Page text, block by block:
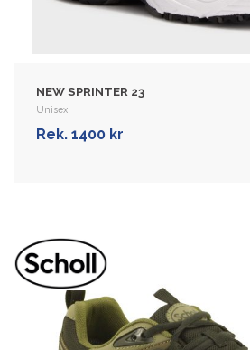
NEW SPRINTER 23
Unisex
Rek. 1400 kr
laget i mesh, som lar